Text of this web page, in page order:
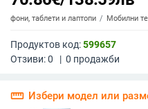
таблети и лаптопи Мобилни
Продуктов код:599657
Отзиви:0 | 0 продажби
straighten Избери модел или